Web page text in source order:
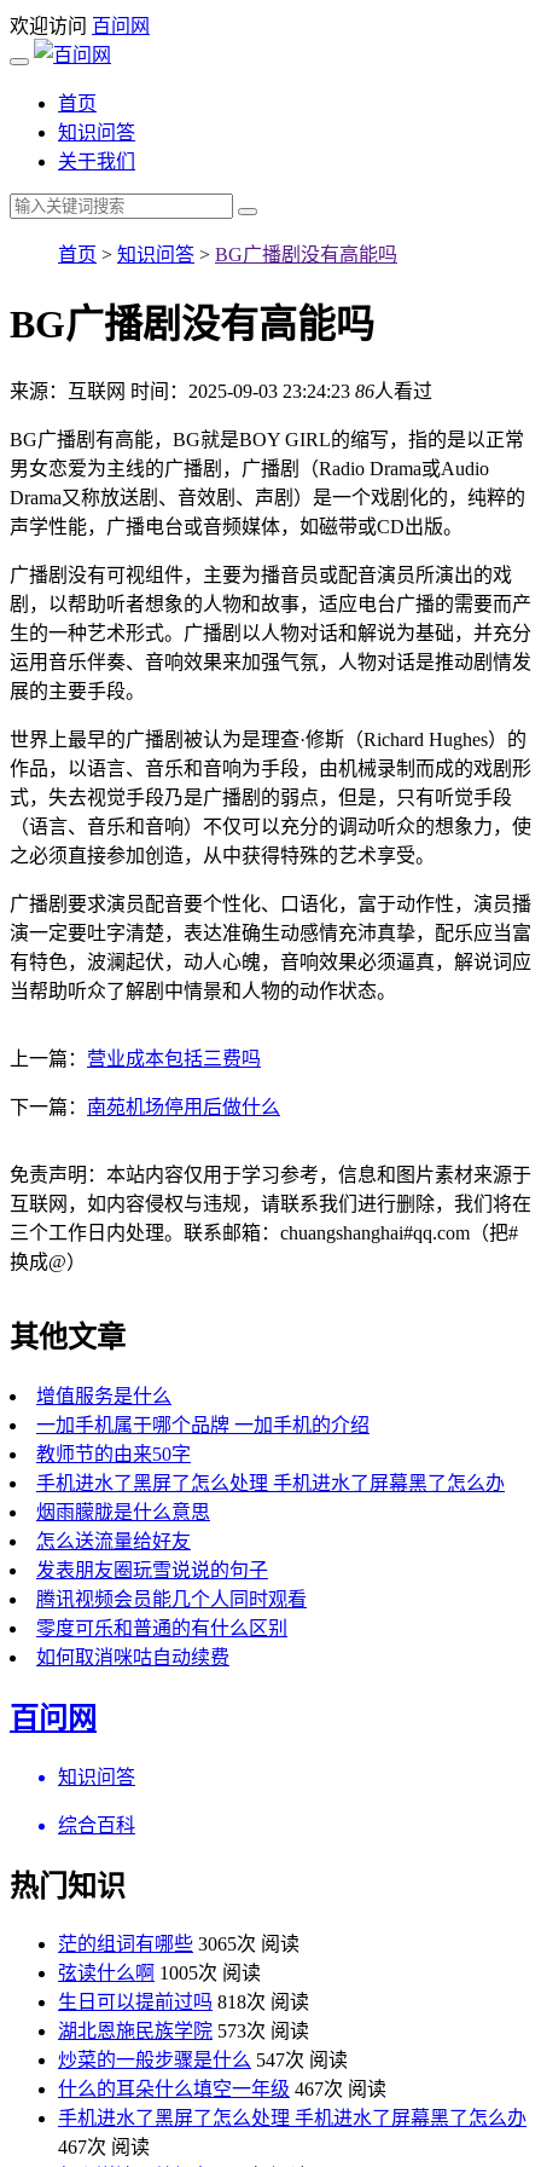
欢迎访问 百问网
首页
知识问答
关于我们
首页 > 知识问答 > BG广播剧没有高能吗
BG广播剧没有高能吗
来源：互联网 时间：2025-09-03 23:24:23 86人看过
BG广播剧有高能，BG就是BOY GIRL的缩写，指的是以正常
男女恋爱为主线的广播剧，广播剧（Radio Drama或Audio
Drama又称放送剧、音效剧、声剧）是一个戏剧化的，纯粹的
声学性能，广播电台或音频媒体，如磁带或CD出版。
广播剧没有可视组件，主要为播音员或配音演员所演出的戏
剧，以帮助听者想象的人物和故事，适应电台广播的需要而产
生的一种艺术形式。广播剧以人物对话和解说为基础，并充分
运用音乐伴奏、音响效果来加强气氛，人物对话是推动剧情发
展的主要手段。
世界上最早的广播剧被认为是理查·修斯（Richard Hughes）的
作品，以语言、音乐和音响为手段，由机械录制而成的戏剧形
式，失去视觉手段乃是广播剧的弱点，但是，只有听觉手段
（语言、音乐和音响）不仅可以充分的调动听众的想象力，使
之必须直接参加创造，从中获得特殊的艺术享受。
广播剧要求演员配音要个性化、口语化，富于动作性，演员播
演一定要吐字清楚，表达准确生动感情充沛真挚，配乐应当富
有特色，波澜起伏，动人心魄，音响效果必须逼真，解说词应
当帮助听众了解剧中情景和人物的动作状态。
上一篇： 营业成本包括三费吗
下一篇： 南苑机场停用后做什么
免责声明：本站内容仅用于学习参考，信息和图片素材来源于
互联网，如内容侵权与违规，请联系我们进行删除，我们将在
三个工作日内处理。联系邮箱：chuangshanghai#qq.com（把#
换成@）
其他文章
增值服务是什么
一加手机属于哪个品牌 一加手机的介绍
教师节的由来50字
手机进水了黑屏了怎么处理 手机进水了屏幕黑了怎么办
烟雨朦胧是什么意思
怎么送流量给好友
发表朋友圈玩雪说说的句子
腾讯视频会员能几个人同时观看
零度可乐和普通的有什么区别
如何取消咪咕自动续费
百问网
知识问答
综合百科
热门知识
茫的组词有哪些 3065次 阅读
弦读什么啊 1005次 阅读
生日可以提前过吗 818次 阅读
湖北恩施民族学院 573次 阅读
炒菜的一般步骤是什么 547次 阅读
什么的耳朵什么填空一年级 467次 阅读
手机进水了黑屏了怎么处理 手机进水了屏幕黑了怎么办
467次 阅读